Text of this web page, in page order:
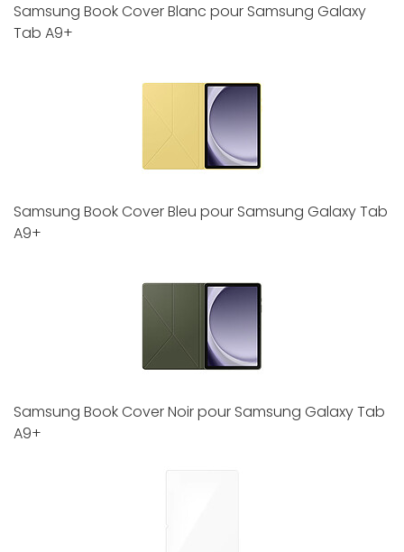
Samsung Book Cover Blanc pour Samsung Galaxy
Tab A9+
Samsung Book Cover Bleu pour Samsung Galaxy Tab
A9+
Samsung Book Cover Noir pour Samsung Galaxy Tab
A9+